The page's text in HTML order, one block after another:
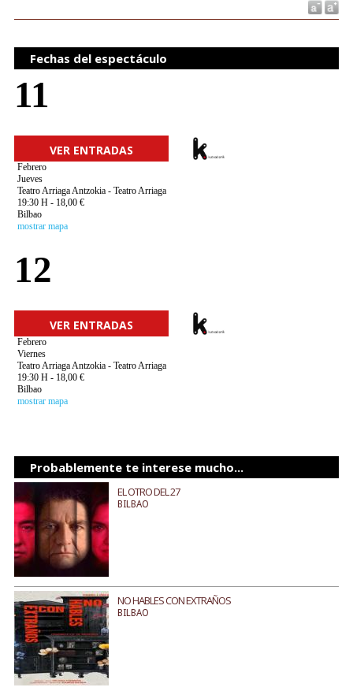
Fechas del espectáculo
11
VER ENTRADAS
Febrero
Jueves
Teatro Arriaga Antzokia - Teatro Arriaga
19:30 H - 18,00 €
Bilbao
mostrar mapa
12
VER ENTRADAS
Febrero
Viernes
Teatro Arriaga Antzokia - Teatro Arriaga
19:30 H - 18,00 €
Bilbao
mostrar mapa
Probablemente te interese mucho...
EL OTRO DEL 27
BILBAO
NO HABLES CON EXTRAÑOS
BILBAO